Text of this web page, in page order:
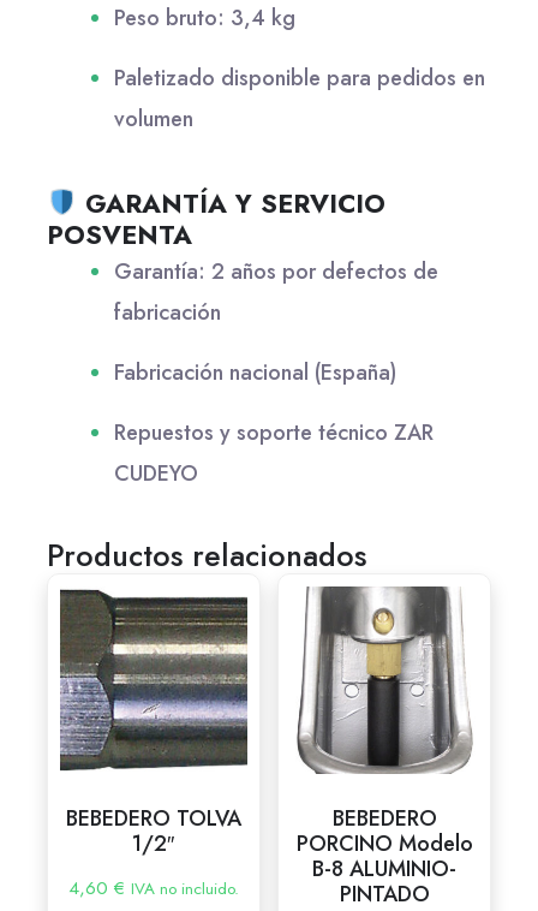
Peso bruto: 3,4 kg
Paletizado disponible para pedidos en
volumen
GARANTÍA Y SERVICIO
POSVENTA
Garantía: 2 años por defectos de
fabricación
Fabricación nacional (España)
Repuestos y soporte técnico ZAR
CUDEYO
Productos relacionados
BEBEDERO TOLVA
1/2″
4,60 € IVA no incluido.
BEBEDERO
PORCINO Modelo
B-8 ALUMINIO-
PINTADO